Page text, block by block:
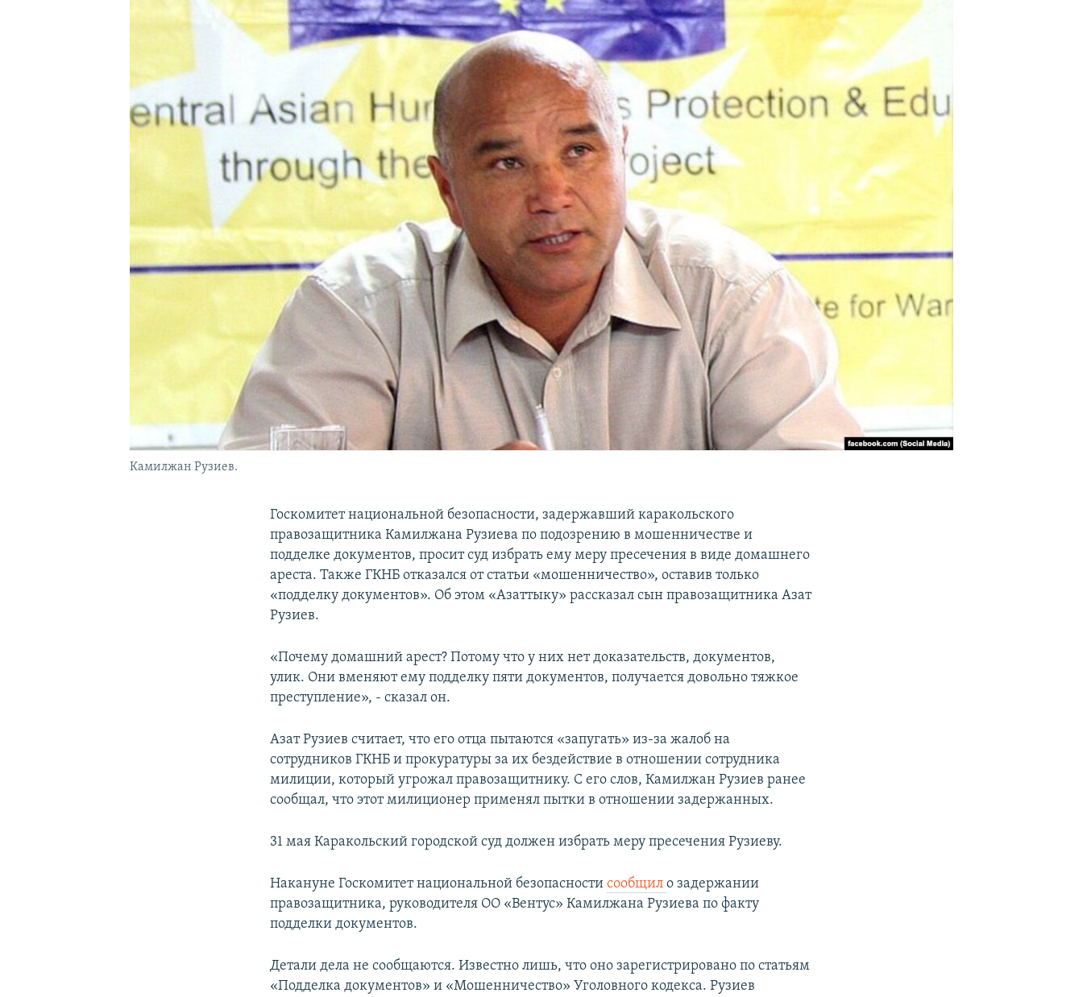
Камилжан Рузиев.
Госкомитет национальной безопасности, задержавший каракольского
правозащитника Камилжана Рузиева по подозрению в мошенничестве и
подделке документов, просит суд избрать ему меру пресечения в виде домашнего
ареста. Также ГКНБ отказался от статьи «мошенничество», оставив только
«подделку документов». Об этом «Азаттыку» рассказал сын правозащитника Азат
Рузиев.
«Почему домашний арест? Потому что у них нет доказательств, документов,
улик. Они вменяют ему подделку пяти документов, получается довольно тяжкое
преступление», - сказал он.
Азат Рузиев считает, что его отца пытаются «запугать» из-за жалоб на
сотрудников ГКНБ и прокуратуры за их бездействие в отношении сотрудника
милиции, который угрожал правозащитнику. С его слов, Камилжан Рузиев ранее
сообщал, что этот милиционер применял пытки в отношении задержанных.
31 мая Каракольский городской суд должен избрать меру пресечения Рузиеву.
Накануне Госкомитет национальной безопасностисообщило задержании
правозащитника, руководителя ОО «Вентус» Камилжана Рузиева по факту
подделки документов.
Детали дела не сообщаются. Известно лишь, что оно зарегистрировано по статьям
«Подделка документов» и «Мошенничество» Уголовного кодекса. Рузиев